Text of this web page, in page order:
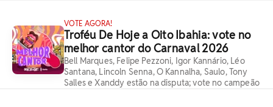
VOTE AGORA!
Troféu De Hoje a Oito Ibahia: vote no
melhor cantor do Carnaval 2026
Bell Marques, Felipe Pezzoni, Igor Kannário, Léo
Santana, Lincoln Senna, O Kannalha, Saulo, Tony
Salles e Xanddy estão na disputa; vote no campeão